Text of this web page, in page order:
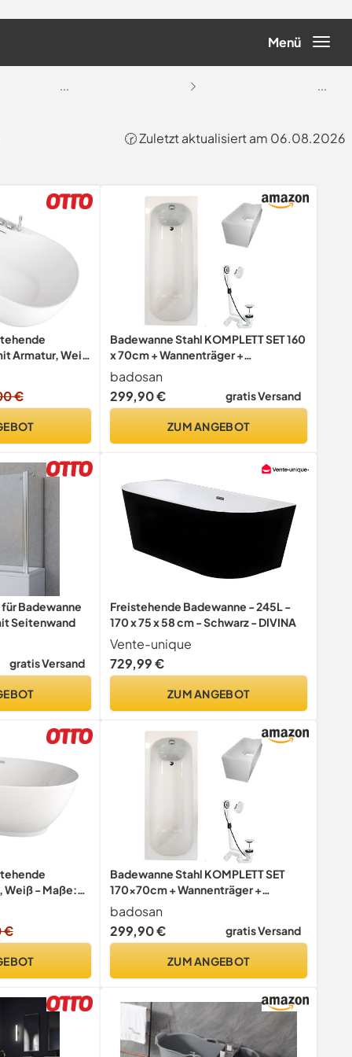
Menü
... ...
🕝 Zuletzt aktualisiert am 06.08.2026
Armatur, Weiß
58 cm -
inkl.
und
€
Badewanne Stahl KOMPLETT SET 160
x 70cm + Wannenträger +
Ablaufgarnitur weiß
badosan
299,90 €
gratis Versand
ZUM ANGEBOT
Badewanne
Seitenwand
gratis Versand
Freistehende Badewanne - 245L -
170 x 75 x 58 cm - Schwarz - DIVINA
Vente-unique
729,99 €
ZUM ANGEBOT
Weiß - Maße:
Füllmenge: 270
Siphon
2 Personen
€
Badewanne Stahl KOMPLETT SET
170x70cm + Wannenträger +
Ablaufgarnitur weiß
badosan
299,90 €
gratis Versand
ZUM ANGEBOT